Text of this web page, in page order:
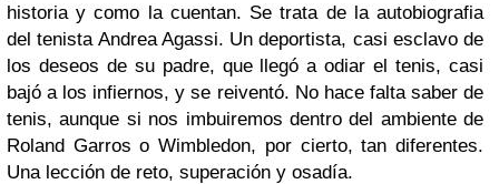
historia y como la cuentan. Se trata de la autobiografia
del tenista Andrea Agassi. Un deportista, casi esclavo de
los deseos de su padre, que llegó a odiar el tenis, casi
bajó a los infiernos, y se reiventó. No hace falta saber de
tenis, aunque si nos imbuiremos dentro del ambiente de
Roland Garros o Wimbledon, por cierto, tan diferentes.
Una lección de reto, superación y osadía.